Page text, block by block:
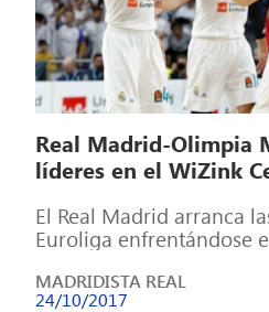
Real Madrid-Olimpia
líderes en el WiZink
El Real Madrid arranca
Euroliga enfrentándose
MADRIDISTA REAL
24/10/2017